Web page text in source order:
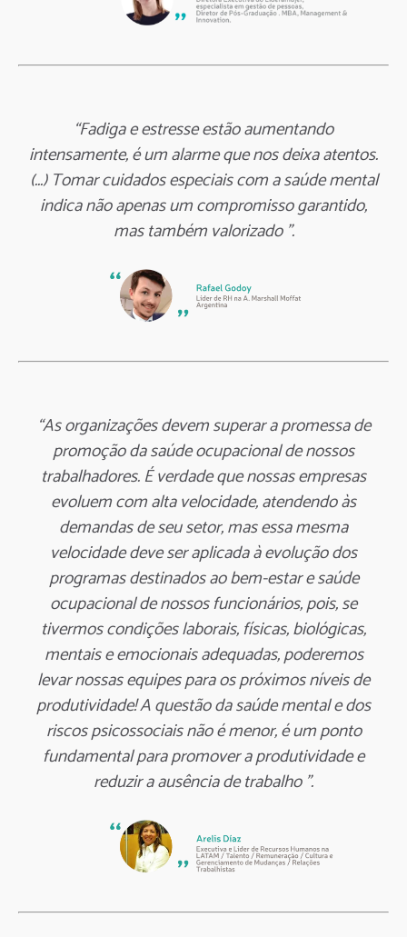
“Fadiga e estresse estão aumentando
intensamente, é um alarme que nos deixa atentos.
(...) Tomar cuidados especiais com a saúde mental
indica não apenas um compromisso garantido,
mas também valorizado ”.
“As organizações devem superar a promessa de
promoção da saúde ocupacional de nossos
trabalhadores. É verdade que nossas empresas
evoluem com alta velocidade, atendendo às
demandas de seu setor, mas essa mesma
velocidade deve ser aplicada à evolução dos
programas destinados ao bem-estar e saúde
ocupacional de nossos funcionários, pois, se
tivermos condições laborais, físicas, biológicas,
mentais e emocionais adequadas, poderemos
levar nossas equipes para os próximos níveis de
produtividade! A questão da saúde mental e dos
riscos psicossociais não é menor, é um ponto
fundamental para promover a produtividade e
reduzir a ausência de trabalho ”.